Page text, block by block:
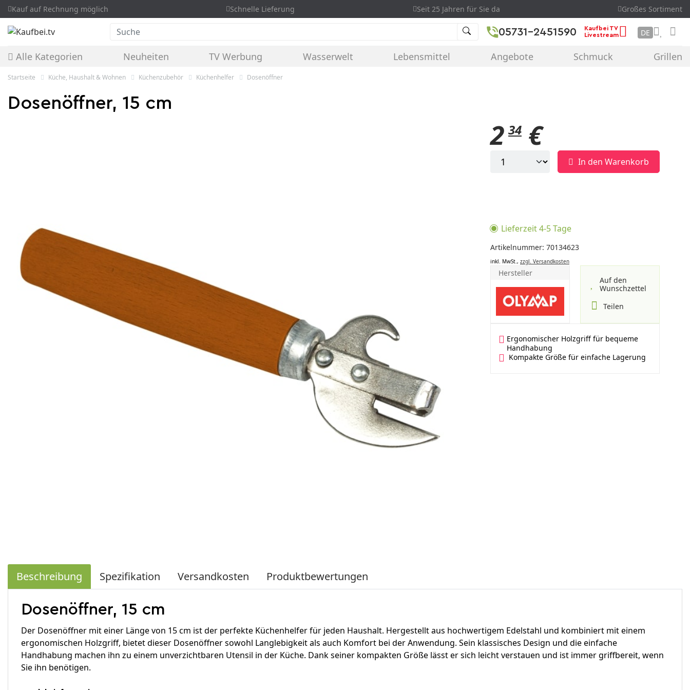
Kauf auf Rechnung möglich Schnelle Lieferung Seit 25 Jahren für Sie da Großes Sortiment
Suche 05731-2451590
Kaufbei TV
Livestream
DE
Alle Kategorien Neuheiten TV Werbung Wasserwelt Lebensmittel Angebote Schmuck Grillen
Startseite Küche, Haushalt & Wohnen Küchenzubehör Küchenhelfer Dosenöffner
Dosenöffner, 15 cm
2 34 €
In den Warenkorb
Lieferzeit 4-5 Tage
Artikelnummer: 70134623
inkl. MwSt., zzgl. Versandkosten
Hersteller
Auf den
Wunschzettel
Teilen
Ergonomischer Holzgriff für bequeme
Handhabung
Kompakte Größe für einfache Lagerung
Beschreibung Spezifikation Versandkosten Produktbewertungen
Dosenöffner, 15 cm
Der Dosenöffner mit einer Länge von 15 cm ist der perfekte Küchenhelfer für jeden Haushalt. Hergestellt aus hochwertigem Edelstahl und kombiniert mit einem
ergonomischen Holzgriff, bietet dieser Dosenöffner sowohl Langlebigkeit als auch Komfort bei der Anwendung. Sein klassisches Design und die einfache
Handhabung machen ihn zu einem unverzichtbaren Utensil in der Küche. Dank seiner kompakten Größe lässt er sich leicht verstauen und ist immer griffbereit, wenn
Sie ihn benötigen.